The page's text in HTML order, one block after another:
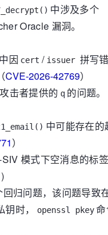
中涉及多个
Oracle 漏洞。
中因 cert / issuer 拼写
CVE-2026-42769）
击者提供的 q 的问题。
中可能存在的
）
模式下空消息的标签
)
归问题，该问题导致
时，
openssl pkey